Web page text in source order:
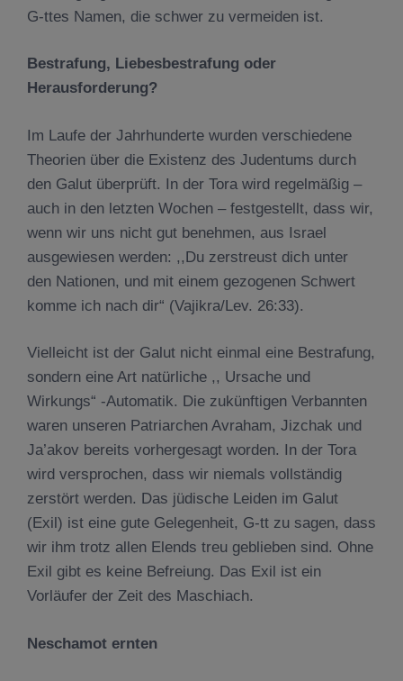
G-ttes Namen, die schwer zu vermeiden ist.
Bestrafung, Liebesbestrafung oder
Herausforderung?
Im Laufe der Jahrhunderte wurden verschiedene
Theorien über die Existenz des Judentums durch
den Galut überprüft. In der Tora wird regelmäßig –
auch in den letzten Wochen – festgestellt, dass wir,
wenn wir uns nicht gut benehmen, aus Israel
ausgewiesen werden: ,,Du zerstreust dich unter
den Nationen, und mit einem gezogenen Schwert
komme ich nach dir“ (Vajikra/Lev. 26:33).
Vielleicht ist der Galut nicht einmal eine Bestrafung,
sondern eine Art natürliche ,, Ursache und
Wirkungs“ -Automatik. Die zukünftigen Verbannten
waren unseren Patriarchen Avraham, Jizchak und
Ja’akov bereits vorhergesagt worden. In der Tora
wird versprochen, dass wir niemals vollständig
zerstört werden. Das jüdische Leiden im Galut
(Exil) ist eine gute Gelegenheit, G-tt zu sagen, dass
wir ihm trotz allen Elends treu geblieben sind. Ohne
Exil gibt es keine Befreiung. Das Exil ist ein
Vorläufer der Zeit des Maschiach.
Neschamot ernten